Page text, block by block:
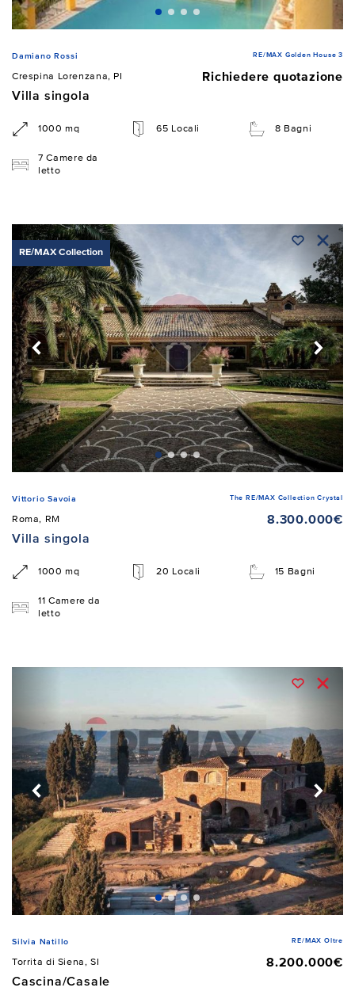
Damiano Rossi RE/MAX Golden House 3
Crespina Lorenzana, PI
Richiedere quotazione
Villa singola
1000 mq 65 Locali 8 Bagni
7 Camere da
letto
RE/MAX Collection
Vittorio Savoia The RE/MAX Collection Crystal
Roma, RM
8.300.000€
Villa singola
1000 mq 20 Locali 15 Bagni
11 Camere da
letto
Silvia Natillo RE/MAX Oltre
Torrita di Siena, SI
8.200.000€
Cascina/Casale